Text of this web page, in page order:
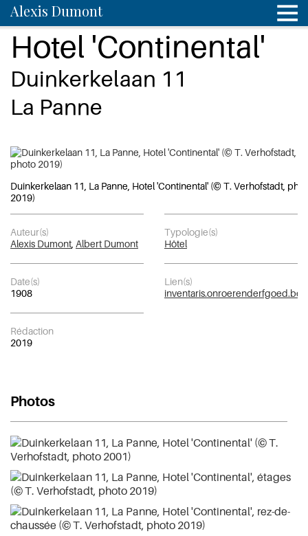
Alexis Dumont
Hotel 'Continental'
Duinkerkelaan 11
La Panne
Duinkerkelaan 11, La Panne, Hotel 'Continental' (© T. Verhofstadt,
2019)
Auteur(s)
Alexis Dumont Albert Dumont
Typologie(s)
Hôtel
Date(s)
1908
Lien(s)
inventaris.onroerenderfgoed.be
Rédaction
2019
Photos